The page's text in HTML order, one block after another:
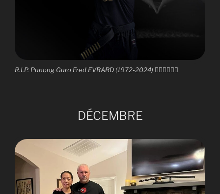
R.I.P. Punong Guro Fred EVRARD (1972-2024) 🙇‍♀️🙇‍♀️🙇‍♀️
DÉCEMBRE